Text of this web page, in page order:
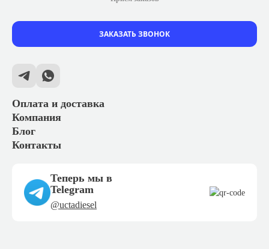
Оплата и доставка
Компания
Блог
Контакты
ЗАКАЗАТЬ ЗВОНОК
Теперь мы в
Telegram
@uctadiesel